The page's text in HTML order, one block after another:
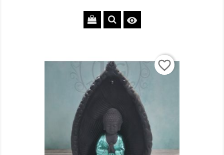

favorite_border